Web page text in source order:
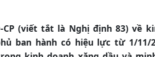
CP (viết tắt là Nghị định 83) về
ban hành có hiệu lực từ 1/11/